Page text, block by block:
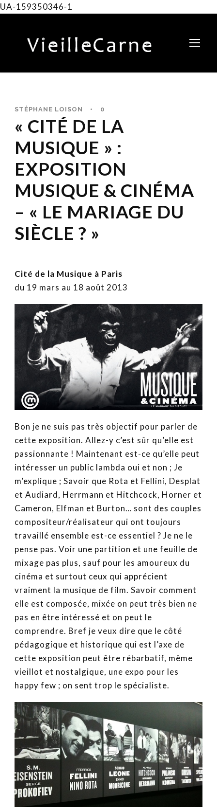
UA-159350346-1
STÉPHANE LOISON • 0
« CITÉ DE LA
MUSIQUE » :
EXPOSITION
MUSIQUE & CINÉMA
– « LE MARIAGE DU
SIÈCLE ? »
Cité de la Musique à Paris
du 19 mars au 18 août 2013
Bon je ne suis pas très objectif pour parler de
cette exposition. Allez-y c’est sûr qu’elle est
passionnante ! Maintenant est-ce qu’elle peut
intéresser un public lambda oui et non ; Je
m’explique ; Savoir que Rota et Fellini, Desplat
et Audiard, Herrmann et Hitchcock, Horner et
Cameron, Elfman et Burton… sont des couples
compositeur/réalisateur qui ont toujours
travaillé ensemble est-ce essentiel ? Je ne le
pense pas. Voir une partition et une feuille de
mixage pas plus, sauf pour les amoureux du
cinéma et surtout ceux qui apprécient
vraiment la musique de film. Savoir comment
elle est composée, mixée on peut très bien ne
pas en être intéressé et on peut le
comprendre. Bref je veux dire que le côté
pédagogique et historique qui est l’axe de
cette exposition peut être rébarbatif, même
vieillot et nostalgique, une expo pour les
happy few ; on sent trop le spécialiste.